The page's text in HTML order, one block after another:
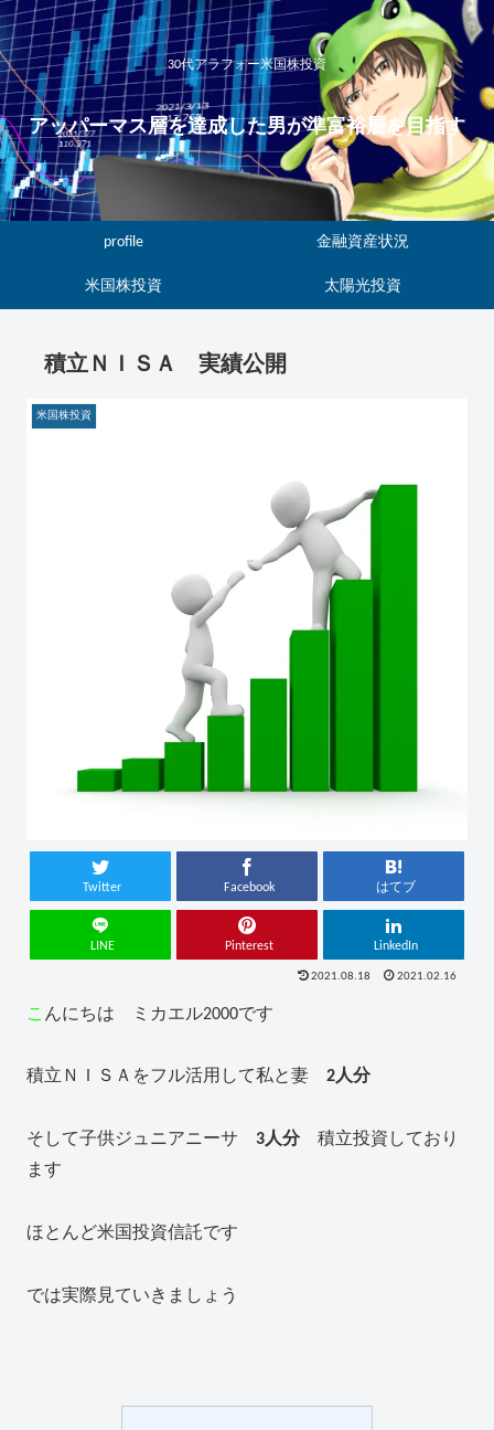
30代アラフォー米国株投資
アッパーマス層を達成した男が準富裕層を目指す
profile 金融資産状況
米国株投資 太陽光投資
積立ＮＩＳＡ 実績公開
米国株投資
Twitter Facebook はてブ
LINE Pinterest LinkedIn
2021.08.18 2021.02.16
こ んにちは ミカエル2000です
積立ＮＩＳＡをフル活用して私と妻 2人分
そして子供ジュニアニーサ 3人分積立投資しており
ます
ほとんど米国投資信託です
では実際見ていきましょう